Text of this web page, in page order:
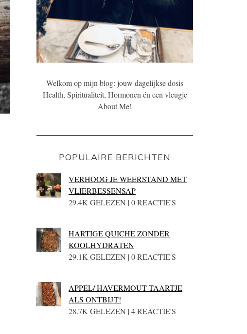
Welkom op mijn blog: jouw dagelijkse dosis
Health, Spiritualiteit, Hormonen én een vleugje
About Me!
POPULAIRE BERICHTEN
VERHOOG JE WEERSTAND MET
VLIERBESSENSAP
29.4K GELEZEN | 0 REACTIE'S
HARTIGE QUICHE ZONDER
KOOLHYDRATEN
29.1K GELEZEN | 0 REACTIE'S
APPEL/ HAVERMOUT TAARTJE
ALS ONTBIJT!
28.7K GELEZEN | 4 REACTIE'S